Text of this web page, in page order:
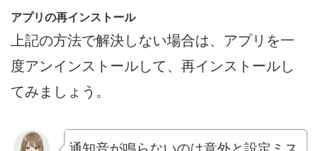
アプリの再インストール
上記の方法で解決しない場合は、アプリを一
度アンインストールして、再インストールし
てみましょう。